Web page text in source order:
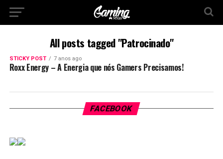
All posts tagged "Patrocinado"
STICKY POST 7 anos ago
Roxx Energy – A Energia que nós Gamers Precisamos!
FACEBOOK